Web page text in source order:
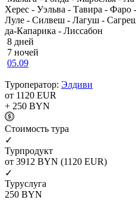
Херес - Уэльва - Тавира -
Луле - Силвеш - Лагуш -
да-Капарика - Лиссабон
8 дней
7 ночей
05.09
Туроператор: Элдиви
от 1120 EUR
+ 250 BYN
Cтоимость тура
✓
Турпродукт
от 3912 BYN (1120 EUR)
✓
Туруслуга
250 BYN